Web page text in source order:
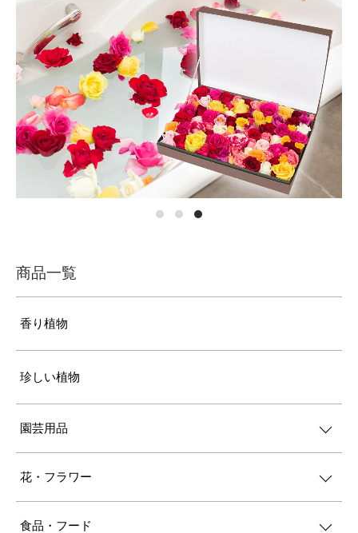
商品一覧
香り植物
珍しい植物
園芸用品
花・フラワー
食品・フード